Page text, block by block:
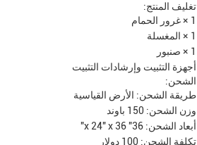
تغليف المنتج:
1 × غرور الحمام
1 × المغسلة
1 × صنبور
أجهزة التثبيت وإرشادات التثبيت
الشحن:
طريقة الشحن: الأرض القياسية
وزن الشحن: 150 باوند
أبعاد الشحن: 36" x 24" x 36"
تكلفة الشحن: 100 دولار